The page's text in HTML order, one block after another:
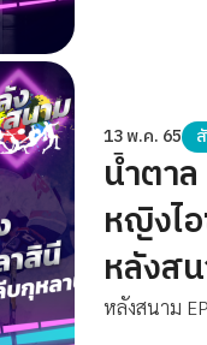
13 พ.ค. 65
น้ำตา
หญิงไ
หลังส
หลังสนาม